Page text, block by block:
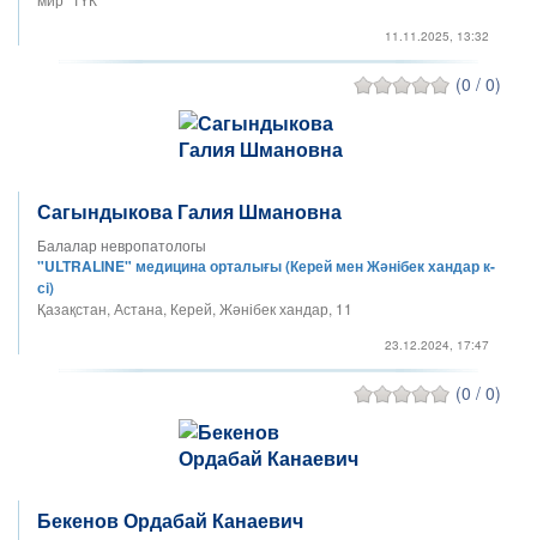
11.11.2025, 13:32
(0 / 0)
Сагындыкова Галия Шмановна
Балалар невропатологы
"ULTRALINE" медицина орталығы (Керей мен Жәнібек хандар к-
сі)
Қазақстан, Астана, ​Керей, Жәнібек хандар, 11
23.12.2024, 17:47
(0 / 0)
Бекенов Ордабай Канаевич